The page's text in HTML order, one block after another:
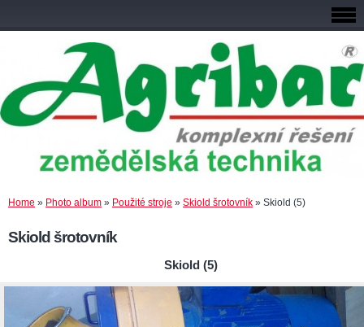
Home » Photo album » Použité stroje » Skiold šrotovník » Skiold (5)
Skiold šrotovník
Skiold (5)